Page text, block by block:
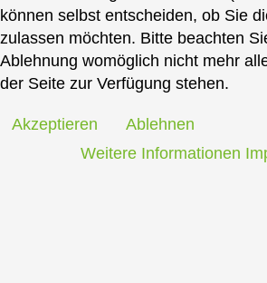
können selbst entscheiden, ob Sie
zulassen möchten. Bitte beachten
Ablehnung womöglich nicht mehr
der Seite zur Verfügung stehen.
Akzeptieren
Ablehnen
Weitere Informationen